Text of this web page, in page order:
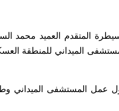
المتقدم العميد محمد
الميداني للمنطقة
عمل المستشفى الميداني